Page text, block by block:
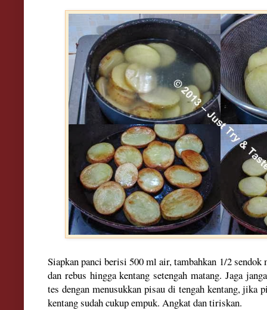
Siapkan panci berisi 500 ml air, tambahkan 1/2 sendok
dan rebus hingga kentang setengah matang. Jaga
tes dengan menusukkan pisau di tengah kentang, jika
kentang sudah cukup empuk. Angkat dan tiriskan.